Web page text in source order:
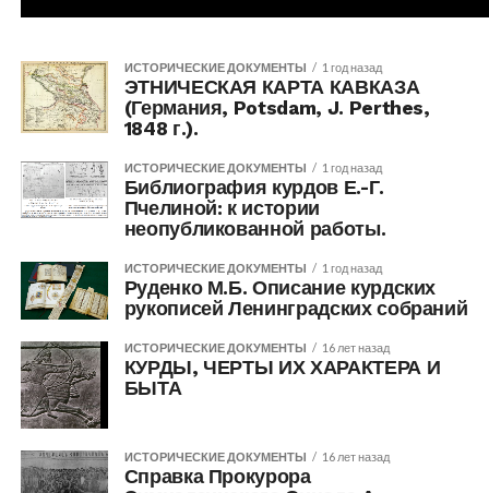
ИСТОРИЧЕСКИЕ ДОКУМЕНТЫ 1 год назад
ЭТНИЧЕСКАЯ КАРТА КАВКАЗА
(Германия, Potsdam, J. Perthes,
1848 г.).
ИСТОРИЧЕСКИЕ ДОКУМЕНТЫ 1 год назад
Библиография курдов Е.-Г.
Пчелиной: к истории
неопубликованной работы.
ИСТОРИЧЕСКИЕ ДОКУМЕНТЫ 1 год назад
Руденко М.Б. Описание курдских
рукописей Ленинградских собраний
ИСТОРИЧЕСКИЕ ДОКУМЕНТЫ 16 лет назад
КУРДЫ, ЧЕРТЫ ИХ ХАРАКТЕРА И
БЫТА
ИСТОРИЧЕСКИЕ ДОКУМЕНТЫ 16 лет назад
Справка Прокурора